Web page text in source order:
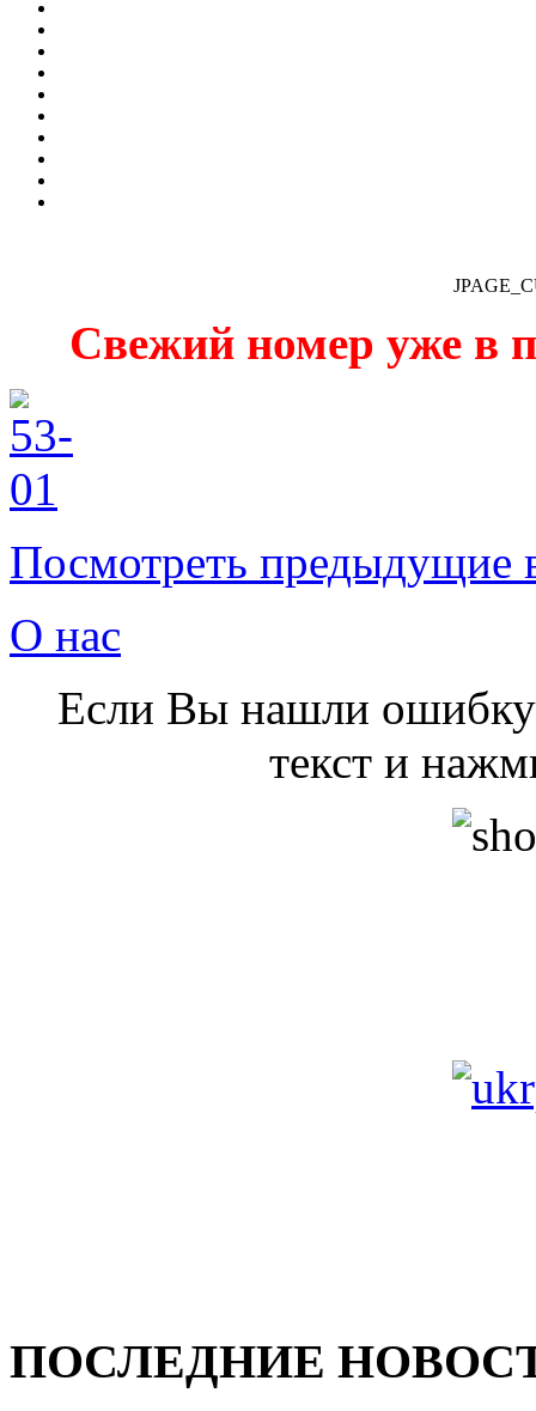
Свежий номер уже в
Посмотреть предыдущие
О нас
Если Вы нашли ошибку
текст и
ПОСЛЕДНИЕ